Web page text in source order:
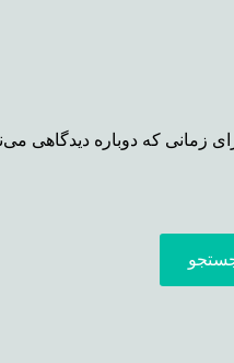
زمانی که دوباره دیدگاهی